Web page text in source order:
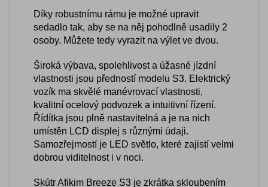
Díky robustnímu rámu je možné upravit
sedadlo tak, aby se na něj pohodlně usadily 2
osoby. Můžete tedy vyrazit na výlet ve dvou.
Široká výbava, spolehlivost a úžasné jízdní
vlastnosti jsou předností modelu S3. Elektrický
vozík ma skvělé manévrovací vlastnosti,
kvalitní ocelový podvozek a intuitivní řízení.
Řídítka jsou plně nastavitelná a je na nich
umístěn LCD displej s různými údaji.
Samozřejmostí je LED světlo, které zajistí velmi
dobrou viditelnost i v noci.
Skútr Afikim Breeze S3 je zkrátka skloubením